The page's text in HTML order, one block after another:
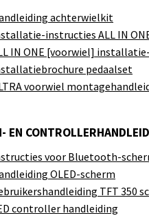
achterwielkit
instructies ALL IN
IN ONE [voorwiel]
pedaalset
voorwiel
EN
voor Bluetooth-
OLED-scherm
TFT 350
controller handleiding